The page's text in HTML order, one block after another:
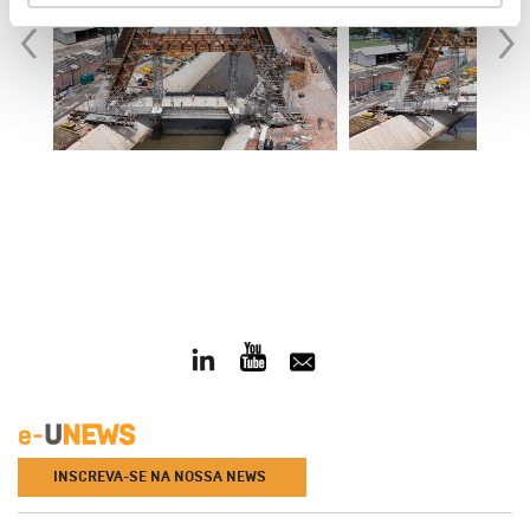
‹ ›
INSCREVA-SE NA NOSSA NEWS